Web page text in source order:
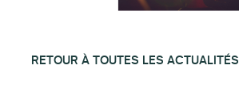
RETOUR À TOUTES LES ACTUALITÉS